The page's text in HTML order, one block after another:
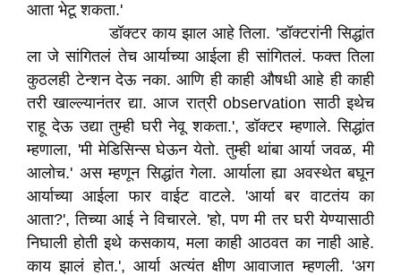
आता भेटू शकता.'
डॉक्टर काय झाल आहे तिला. 'डॉक्टरांनी सिद्धांत
ला जे सांगितलं तेच आर्याच्या आईला ही सांगितलं. फक्त तिला
कुठलही टेन्शन देऊ नका. आणि ही काही औषधी आहे ही काही
तरी खाल्ल्यानंतर द्या. आज रात्री observation साठी इथेच
राहू देऊ उद्या तुम्ही घरी नेवू शकता.', डॉक्टर म्हणाले. सिद्धांत
म्हणाला, 'मी मेडिसिन्स घेऊन येतो. तुम्ही थांबा आर्या जवळ, मी
आलोच.' अस म्हणून सिद्धांत गेला. आर्याला ह्या अवस्थेत बघून
आर्याच्या आईला फार वाईट वाटले. 'आर्या बर वाटतंय का
आता?', तिच्या आई ने विचारले. 'हो, पण मी तर घरी येण्यासाठी
निघाली होती इथे कसकाय, मला काही आठवत का नाही आहे.
काय झालं होत.', आर्या अत्यंत क्षीण आवाजात म्हणली. 'अग